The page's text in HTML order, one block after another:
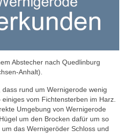
Abstecher nach Quedlinburg
Anhalt).
rund um Wernigerode wenig
vom Fichtensterben im Harz.
Umgebung von Wernigerode
um den Brocken dafür um so
das Wernigeröder Schloss und